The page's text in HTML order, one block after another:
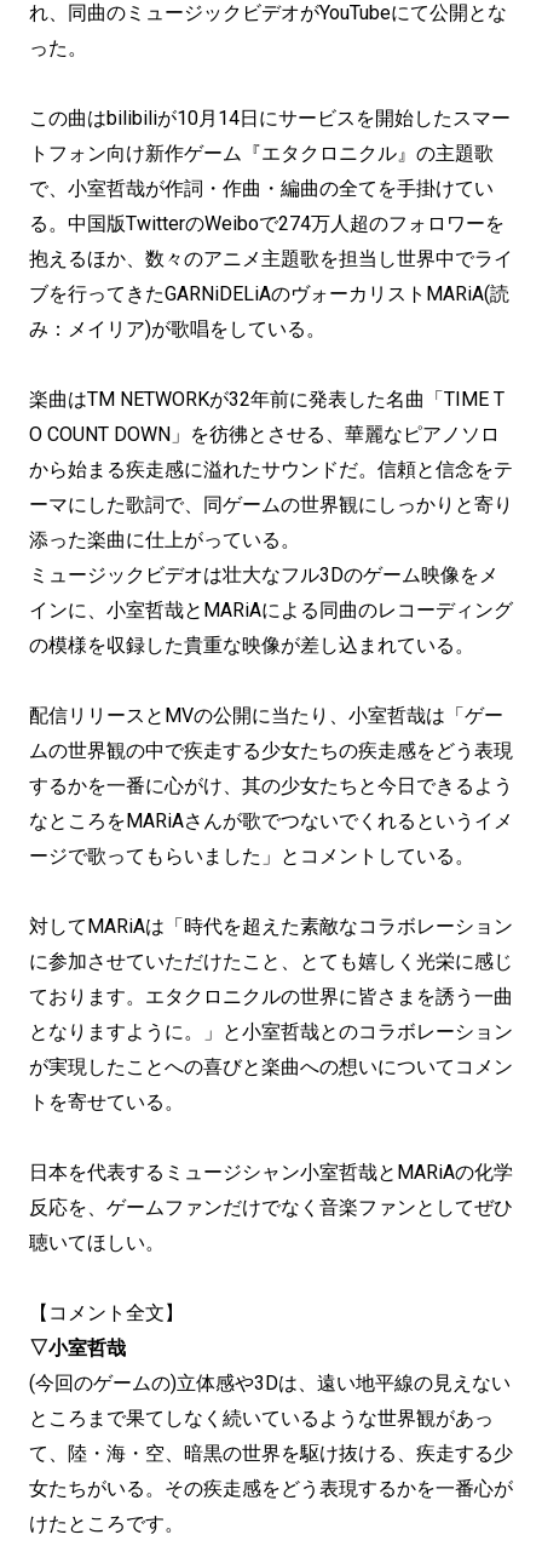
れ、同曲のミュージックビデオがYouTubeにて公開とな
った。
この曲はbilibiliが10月14日にサービスを開始したスマー
トフォン向け新作ゲーム『エタクロニクル』の主題歌
で、小室哲哉が作詞・作曲・編曲の全てを手掛けてい
る。中国版TwitterのWeiboで274万人超のフォロワーを
抱えるほか、数々のアニメ主題歌を担当し世界中でライ
ブを行ってきたGARNiDELiAのヴォーカリストMARiA(読
み：メイリア)が歌唱をしている。
楽曲はTM NETWORKが32年前に発表した名曲「TIME T
O COUNT DOWN」を彷彿とさせる、華麗なピアノソロ
から始まる疾走感に溢れたサウンドだ。信頼と信念をテ
ーマにした歌詞で、同ゲームの世界観にしっかりと寄り
添った楽曲に仕上がっている。
ミュージックビデオは壮大なフル3Dのゲーム映像をメ
インに、小室哲哉とMARiAによる同曲のレコーディング
の模様を収録した貴重な映像が差し込まれている。
配信リリースとMVの公開に当たり、小室哲哉は「ゲー
ムの世界観の中で疾走する少女たちの疾走感をどう表現
するかを一番に心がけ、其の少女たちと今日できるよう
なところをMARiAさんが歌でつないでくれるというイメ
ージで歌ってもらいました」とコメントしている。
対してMARiAは「時代を超えた素敵なコラボレーション
に参加させていただけたこと、とても嬉しく光栄に感じ
ております。エタクロニクルの世界に皆さまを誘う一曲
となりますように。」と小室哲哉とのコラボレーション
が実現したことへの喜びと楽曲への想いについてコメン
トを寄せている。
日本を代表するミュージシャン小室哲哉とMARiAの化学
反応を、ゲームファンだけでなく音楽ファンとしてぜひ
聴いてほしい。
【コメント全文】
▽小室哲哉
(今回のゲームの)立体感や3Dは、遠い地平線の見えない
ところまで果てしなく続いているような世界観があっ
て、陸・海・空、暗黒の世界を駆け抜ける、疾走する少
女たちがいる。その疾走感をどう表現するかを一番心が
けたところです。